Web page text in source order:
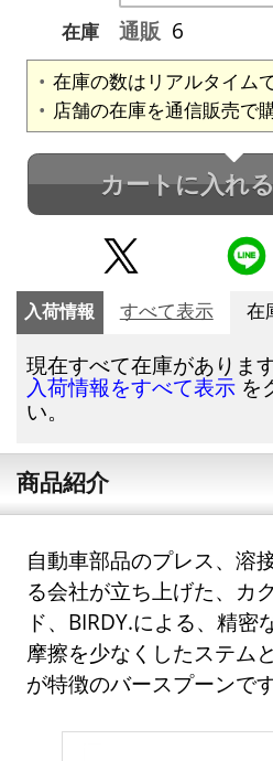
在庫
通販 6
在庫の数はリアルタイム
店舗の在庫を通信販売で
カートに入れ
入荷情報 すべて表示 在
現在すべて在庫があります
入荷情報をすべて表示 を
い。
商品紹介
自動車部品のプレス、溶
る会社が立ち上げた、カ
ド、BIRDY.による、精
摩擦を少なくしたステム
が特徴のバースプーンです